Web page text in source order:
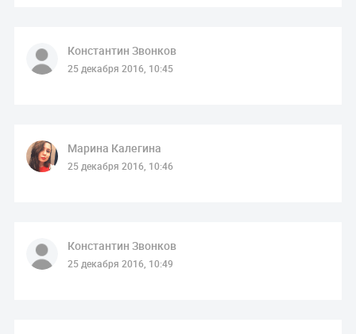
Константин Звонков
25 декабря 2016, 10:45
Марина Калегина
25 декабря 2016, 10:46
Константин Звонков
25 декабря 2016, 10:49